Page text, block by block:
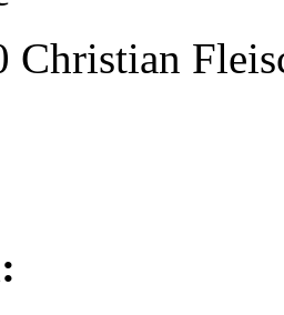
Christian